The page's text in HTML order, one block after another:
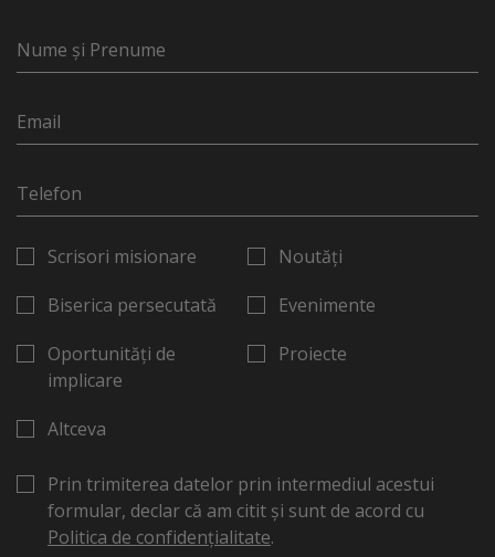
Scrisori misionare
Biserica persecutată
Oportunități de
implicare
Noutăți
Evenimente
Proiecte
Altceva
Prin trimiterea datelor prin intermediul acestui
formular, declar că am citit și sunt de acord cu
Politica de confidențialitate.